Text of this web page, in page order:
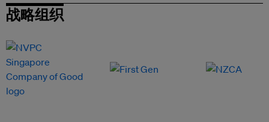
战略组织